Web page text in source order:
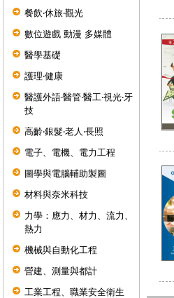
餐飲‧休旅‧觀光
數位遊戲 動漫 多媒體
醫學基礎
護理‧健康
醫護外語‧醫管‧醫工‧視光‧牙
技
高齡‧銀髮‧老人‧長照
電子、電機、電力工程
圖學與電腦輔助製圖
材料與奈米科技
力學：應力、材力、流力、
熱力
機械與自動化工程
營建、測量與都計
工業工程、職業安全衛生